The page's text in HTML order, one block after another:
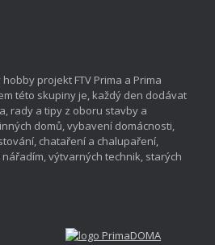
projekt FTV Prima a Prima
této skupiny je, každý den dodávat
rady a tipy z oboru stavby a
domů, vybavení domácnosti,
chataření a chalupaření,
výtvarných technik, starých